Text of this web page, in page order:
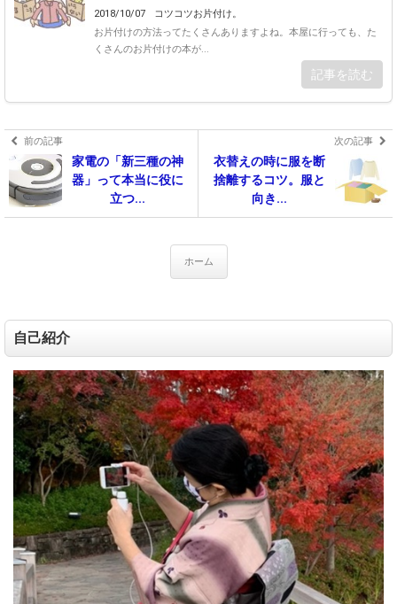
2018/10/07
コツコツお片付け。
お片付けの方法ってたくさんありますよね。本屋に行っても、た
くさんのお片付けの本が...
記事を読む
前の記事
家電の「新三種の神
器」って本当に役に
立つ...
次の記事
衣替えの時に服を断
捨離するコツ。服と
向き...
ホーム
自己紹介